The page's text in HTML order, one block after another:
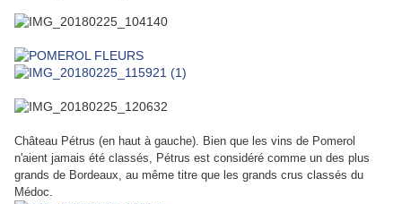
Château Pétrus (en haut à gauche). Bien que les vins de Pomerol
n'aient jamais été classés, Pétrus est considéré comme un des plus
grands de Bordeaux, au même titre que les grands crus classés du
Médoc.